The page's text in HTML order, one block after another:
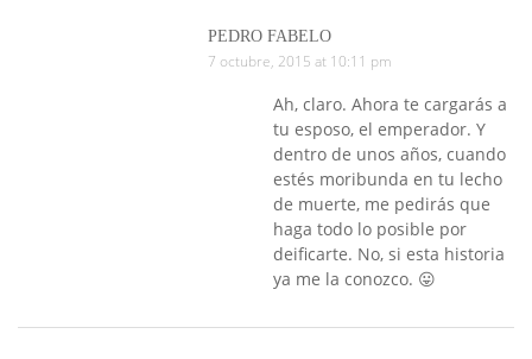
PEDRO FABELO
7 octubre, 2015 at 10:11 pm
Ah, claro. Ahora te cargarás a
tu esposo, el emperador. Y
dentro de unos años, cuando
estés moribunda en tu lecho
de muerte, me pedirás que
haga todo lo posible por
deificarte. No, si esta historia
ya me la conozco. 😛